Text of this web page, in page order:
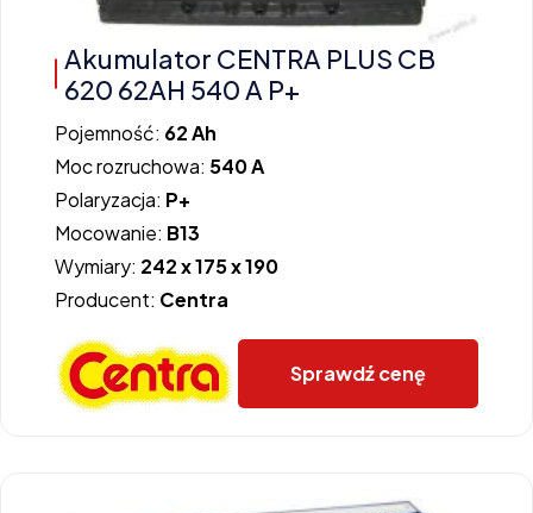
Akumulator CENTRA PLUS CB
620 62AH 540 A P+
Pojemność: 62 Ah
Moc rozruchowa: 540 A
Polaryzacja: P+
Mocowanie: B13
Wymiary: 242 x 175 x 190
Producent: Centra
Sprawdź cenę